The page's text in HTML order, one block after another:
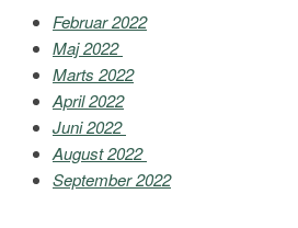
Februar 2022
Maj 2022
Marts 2022
April 2022
Juni 2022
August 2022
September 2022